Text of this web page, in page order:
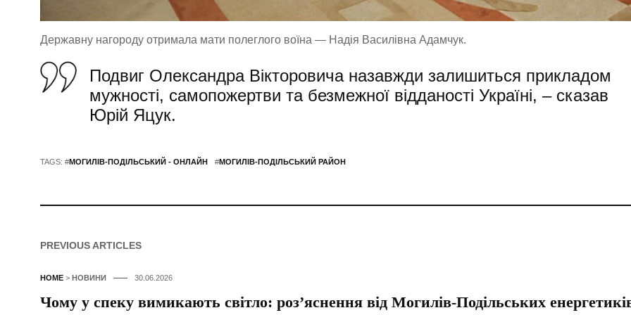
Державну нагороду отримала мати полеглого воїна — Надія Василівна Адамчук.
Подвиг Олександра Вікторовича назавжди залишиться прикладом
мужності, самопожертви та безмежної відданості Україні, – сказав
Юрій Яцук.
TAGS: #МОГИЛІВ-ПОДІЛЬСЬКИЙ - ОНЛАЙН #МОГИЛІВ-ПОДІЛЬСЬКИЙ РАЙОН
PREVIOUS ARTICLES
HOME > НОВИНИ 30.06.2026
Чому у спеку вимикають світло: роз’яснення від Могилів-Подільських